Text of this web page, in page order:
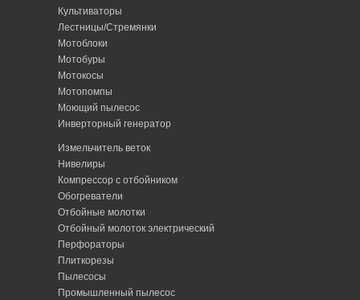
Культиваторы
Лестницы/Стремянки
Мотоблоки
Мотобуры
Мотокосы
Мотопомпы
Моющий пылесос
Инверторный генератор
Измельчитель веток
Нивелиры
Компрессор с отбойником
Обогреватели
Отбойные молотки
Отбойный молоток электрический
Перфораторы
Плиткорезы
Пылесосы
Промышленный пылесос